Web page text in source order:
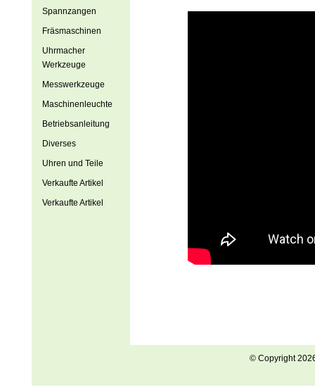
Spannzangen
Fräsmaschinen
Uhrmacher
Werkzeuge
Messwerkzeuge
Maschinenleuchte
Betriebsanleitung
Diverses
Uhren und Teile
Verkaufte Artikel
Verkaufte Artikel
© Copyright